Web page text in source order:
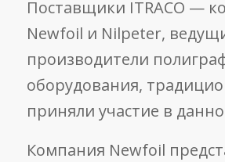
Поставщики ITRACO —
Newfoil и Nilpeter,
производители
оборудования,
приняли участие в
Компания Newfoil